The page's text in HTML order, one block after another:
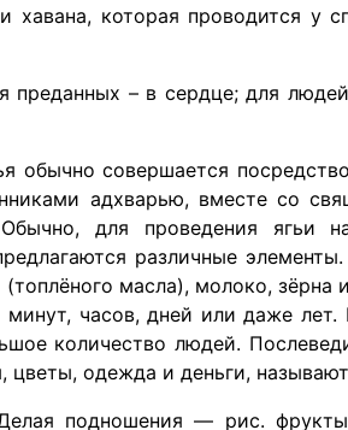
хавана, которая проводится
преданных – в сердце; для
обычно совершается
адхварью, вместе со
для проведения ягьи
различные
масла), молоко,
минут, часов, дней или даже
количество людей.
цветы, одежда и деньги,
подношения — рис.